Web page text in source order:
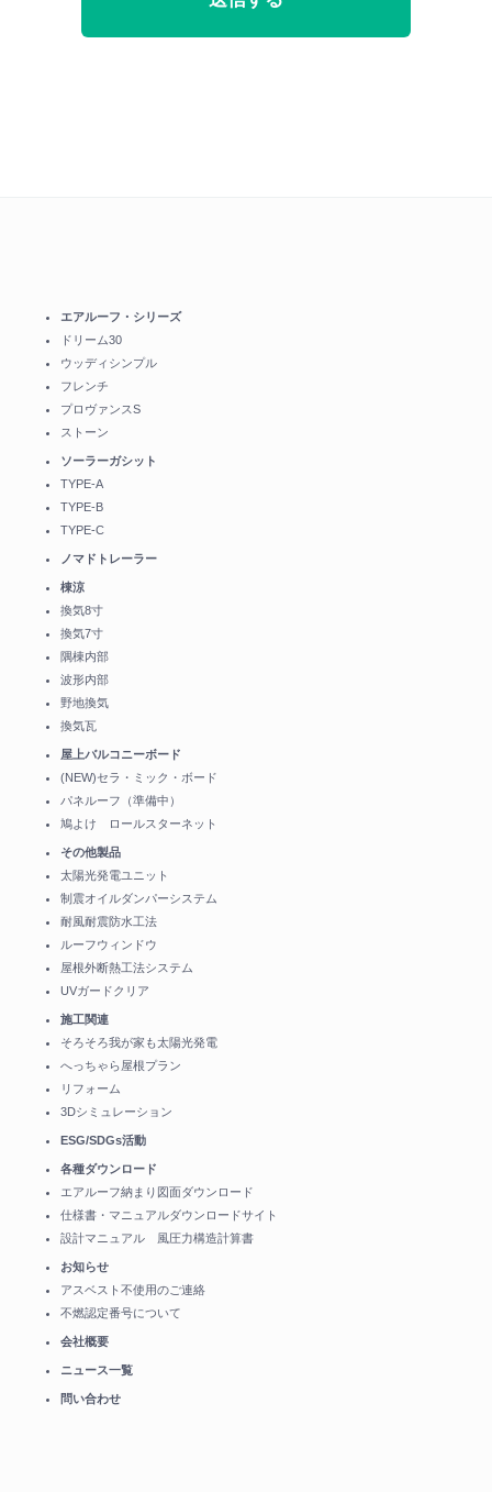
エアルーフ・シリーズ
ドリーム30
ウッディシンプル
フレンチ
プロヴァンスS
ストーン
ソーラーガシット
TYPE-A
TYPE-B
TYPE-C
ノマドトレーラー
棟涼
換気8寸
換気7寸
隅棟内部
波形内部
野地換気
換気瓦
屋上バルコニーボード
(NEW)セラ・ミック・ボード
パネルーフ（準備中）
鳩よけ ロールスターネット
その他製品
太陽光発電ユニット
制震オイルダンパーシステム
耐風耐震防水工法
ルーフウィンドウ
屋根外断熱工法システム
UVガードクリア
施工関連
そろそろ我が家も太陽光発電
へっちゃら屋根プラン
リフォーム
3Dシミュレーション
ESG/SDGs活動
各種ダウンロード
エアルーフ納まり図面ダウンロード
仕様書・マニュアルダウンロードサイト
設計マニュアル 風圧力構造計算書
お知らせ
アスベスト不使用のご連絡
不燃認定番号について
会社概要
ニュース一覧
問い合わせ